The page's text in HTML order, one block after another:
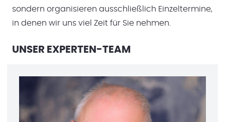
sondern organisieren ausschließlich Einzeltermine,
in denen wir uns viel Zeit für Sie nehmen.
UNSER EXPERTEN-TEAM